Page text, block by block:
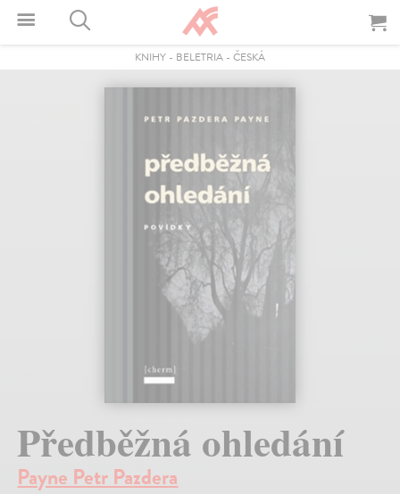
KNIHY - BELETRIA - ČESKÁ
Předběžná ohledání
Payne Petr Pazdera